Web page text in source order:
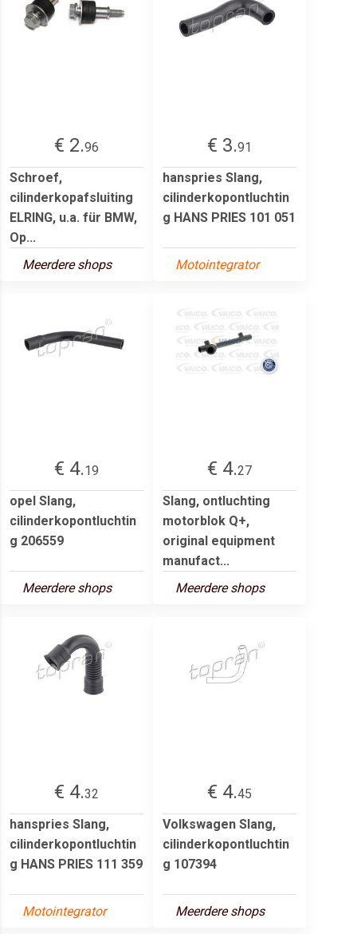
€ 2.96
Schroef,
cilinderkopafsluiting
ELRING, u.a. für BMW,
Op...
Meerdere shops
€ 3.91
hanspries Slang,
cilinderkopontluchtin
g HANS PRIES 101 051
Motointegrator
€ 4.19
opel Slang,
cilinderkopontluchtin
g 206559
Meerdere shops
€ 4.27
Slang, ontluchting
motorblok Q+,
original equipment
manufact...
Meerdere shops
€ 4.32
hanspries Slang,
cilinderkopontluchtin
g HANS PRIES 111 359
Motointegrator
€ 4.45
Volkswagen Slang,
cilinderkopontluchtin
g 107394
Meerdere shops